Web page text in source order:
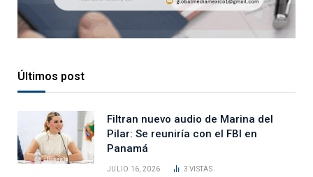
Últimos post
Filtran nuevo audio de Marina del
Pilar: Se reuniría con el FBI en
Panamá
JULIO 16, 2026 3VISTAS